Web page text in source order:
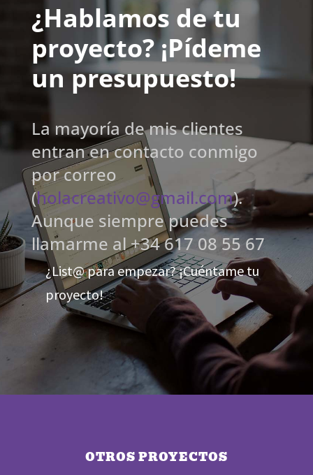
¿Hablamos de tu
proyecto? ¡Pídeme
un presupuesto!
La mayoría de mis clientes
entran en contacto conmigo
por correo
(holacreativo@gmail.com).
Aunque siempre puedes
llamarme al +34 617 08 55 67
¿List@ para empezar? ¡Cuéntame tu
proyecto!
OTROS PROYECTOS